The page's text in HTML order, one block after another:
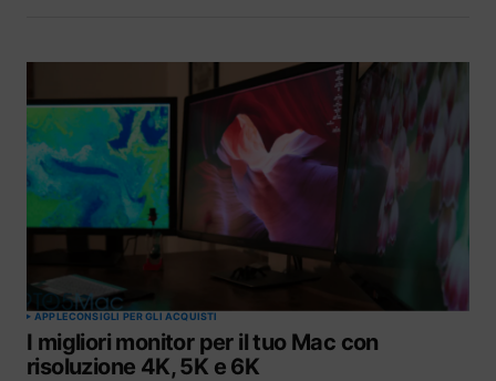
APPLECONSIGLI PER GLI ACQUISTI
I migliori monitor per il tuo Mac con
risoluzione 4K, 5K e 6K